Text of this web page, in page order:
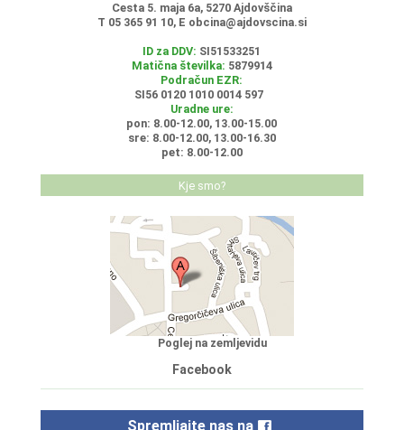
Cesta 5. maja 6a, 5270 Ajdovščina
T 05 365 91 10, E obcina@ajdovscina.si
ID za DDV: SI51533251
Matična številka: 5879914
Podračun EZR:
SI56 0120 1010 0014 597
Uradne ure:
pon: 8.00-12.00, 13.00-15.00
sre: 8.00-12.00, 13.00-16.30
pet: 8.00-12.00
Kje smo?
Poglej na zemljevidu
Facebook
Spremljajte nas na